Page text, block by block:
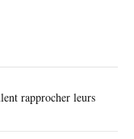
rapprocher leurs